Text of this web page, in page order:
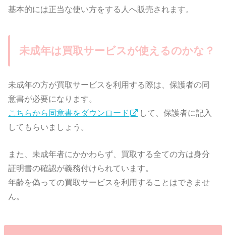
基本的には正当な使い方をする人へ販売されます。
未成年は買取サービスが使えるのかな？
未成年の方が買取サービスを利用する際は、保護者の同
意書が必要になります。
こちらから同意書をダウンロード
して、保護者に記入
してもらいましょう。
また、未成年者にかかわらず、買取する全ての方は身分
証明書の確認が義務付けられています。
年齢を偽っての買取サービスを利用することはできませ
ん。